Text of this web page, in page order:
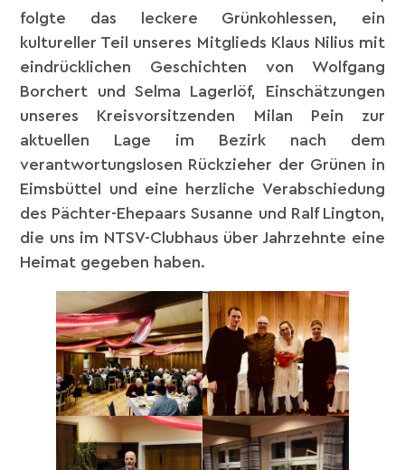
folgte das leckere Grünkohlessen, ein
kultureller Teil unseres Mitglieds Klaus Nilius mit
eindrücklichen Geschichten von Wolfgang
Borchert und Selma Lagerlöf, Einschätzungen
unseres Kreisvorsitzenden Milan Pein zur
aktuellen Lage im Bezirk nach dem
verantwortungslosen Rückzieher der Grünen in
Eimsbüttel und eine herzliche Verabschiedung
des Pächter-Ehepaars Susanne und Ralf Lington,
die uns im NTSV-Clubhaus über Jahrzehnte eine
Heimat gegeben haben.